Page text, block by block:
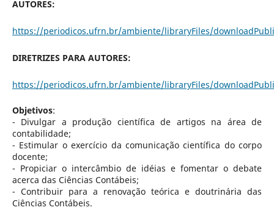
AUTORES:
https://periodicos.ufrn.br/ambiente/libraryFiles/
DIRETRIZES PARA AUTORES:
https://periodicos.ufrn.br/ambiente/libraryFiles/
Objetivos:
- Divulgar a produção científica de artigos na área de
contabilidade;
- Estimular o exercício da comunicação científica do corpo
docente;
- Propiciar o intercâmbio de idéias e fomentar o debate
acerca das Ciências Contábeis;
- Contribuir para a renovação teórica e doutrinária das
Ciências Contábeis.